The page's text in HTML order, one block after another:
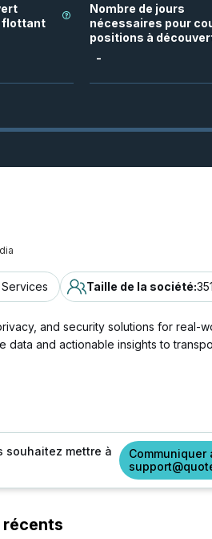
flottant
Nombre de jours
nécessaires pour
positions à
-
Taille de la société:
and security solutions for
and actionable insights to
souhaitez mettre à
récents